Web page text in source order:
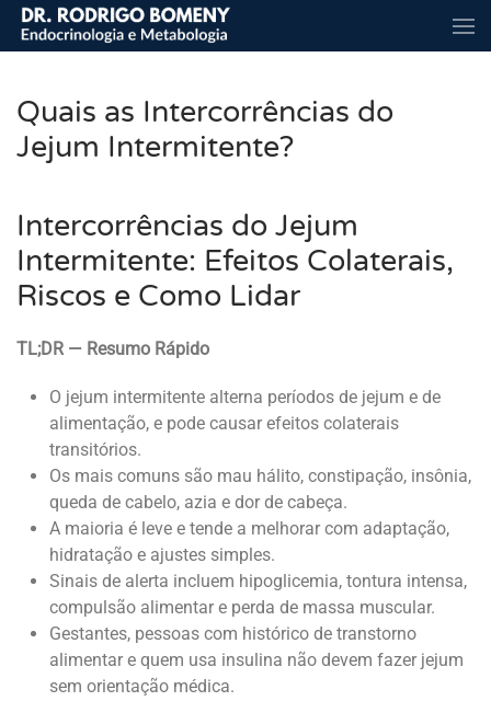
Quais as Intercorrências do
Jejum Intermitente?
Intercorrências do Jejum
Intermitente: Efeitos Colaterais,
Riscos e Como Lidar
TL;DR — Resumo Rápido
O jejum intermitente alterna períodos de jejum e de
alimentação, e pode causar efeitos colaterais
transitórios.
Os mais comuns são mau hálito, constipação, insônia,
queda de cabelo, azia e dor de cabeça.
A maioria é leve e tende a melhorar com adaptação,
hidratação e ajustes simples.
Sinais de alerta incluem hipoglicemia, tontura intensa,
compulsão alimentar e perda de massa muscular.
Gestantes, pessoas com histórico de transtorno
alimentar e quem usa insulina não devem fazer jejum
sem orientação médica.